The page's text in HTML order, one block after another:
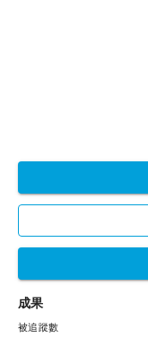
成果
被追蹤數